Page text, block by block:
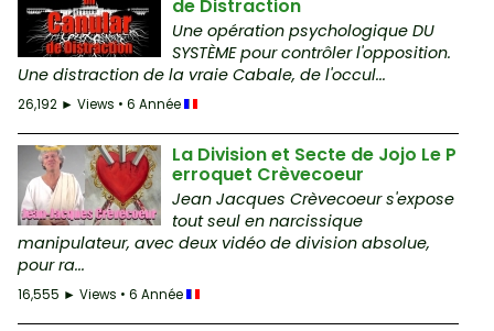
de Distraction
Une opération psychologique DU
SYSTÈME pour contrôler l'opposition.
Une distraction de la vraie Cabale, de l'occul...
26,192 ► Views • 6 Année
La Division et Secte de Jojo Le P
erroquet Crèvecoeur
Jean Jacques Crèvecoeur s'expose
tout seul en narcissique
manipulateur, avec deux vidéo de division absolue,
pour ra...
16,555 ► Views • 6 Année